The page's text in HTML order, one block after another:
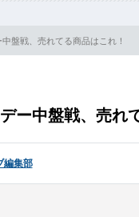
盤戦、売れてる商品はこれ！
ー中盤戦、売れ
編集部